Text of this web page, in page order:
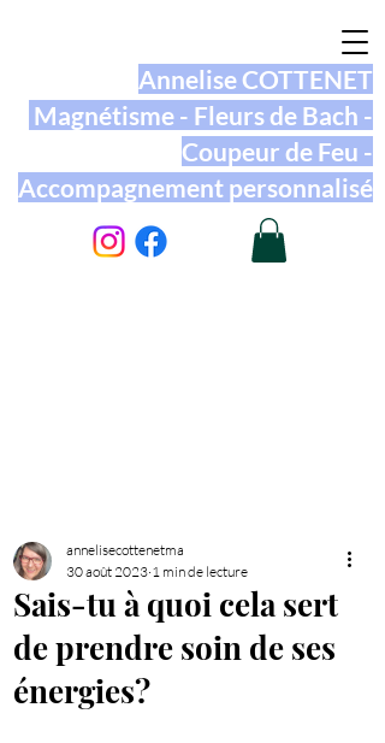
Annelise COTTENET
Magnétisme - Fleurs de Bach -
Coupeur de Feu -
Accompagnement personnalisé
Sais-tu à quoi cela sert
de prendre soin de ses
énergies?
annelisecottenetma
30 août 2023 1 min de lecture